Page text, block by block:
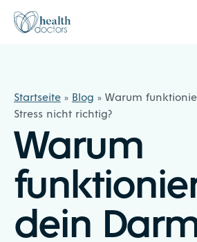
Healthdoctors
Startseite » Blog » Warum
Stress nicht richtig?
Warum
dein